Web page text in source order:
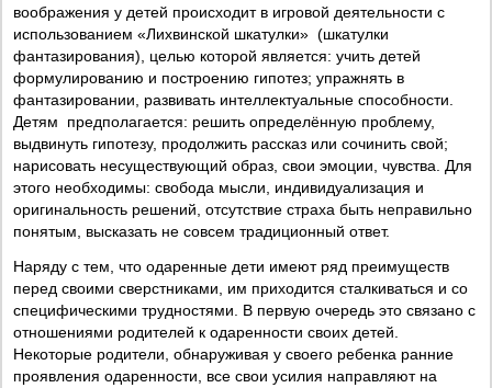
воображения у детей происходит в игровой деятельности с
использованием «Лихвинской шкатулки» (шкатулки
фантазирования), целью которой является: учить детей
формулированию и построению гипотез; упражнять в
фантазировании, развивать интеллектуальные способности.
Детям предполагается: решить определённую проблему,
выдвинуть гипотезу, продолжить рассказ или сочинить свой;
нарисовать несуществующий образ, свои эмоции, чувства. Для
этого необходимы: свобода мысли, индивидуализация и
оригинальность решений, отсутствие страха быть неправильно
понятым, высказать не совсем традиционный ответ.
Наряду с тем, что одаренные дети имеют ряд преимуществ
перед своими сверстниками, им приходится сталкиваться и со
специфическими трудностями. В первую очередь это связано с
отношениями родителей к одаренности своих детей.
Некоторые родители, обнаруживая у своего ребенка ранние
проявления одаренности, все свои усилия направляют на